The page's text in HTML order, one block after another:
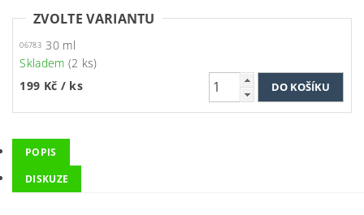
ZVOLTE VARIANTU
06783 30 ml
Skladem (2 ks)
199 Kč / ks
POPIS
DISKUZE